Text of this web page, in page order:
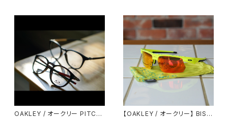
OAKLEY / オークリー PITCH
【OAKLEY / オークリー】 BISP